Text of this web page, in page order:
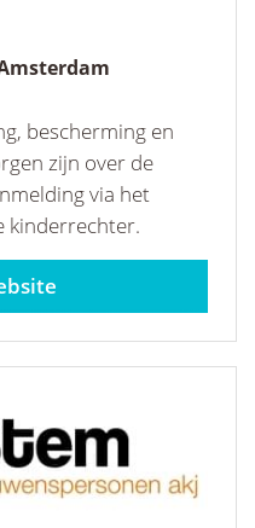
bescherming en
zijn over de
via het
kinderrechter.